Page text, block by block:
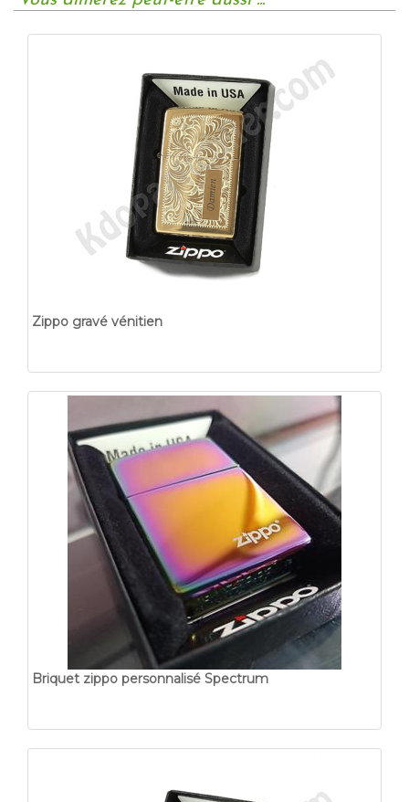
Zippo gravé vénitien
Briquet zippo personnalisé Spectrum